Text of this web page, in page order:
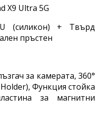
X9 Ultra 5G
(силикон) + Твърд
пръстен
за камерата, 360°
Функция стойка
за магнитни